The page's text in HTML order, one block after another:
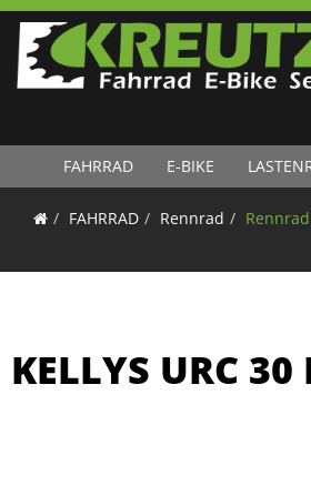
FAHRRAD E-BIKE
FAHRRAD Rennrad Rennrad
KELLYS URC 30